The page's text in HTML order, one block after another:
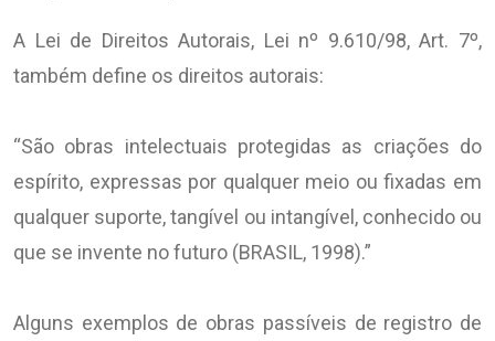
A Lei de Direitos Autorais, Lei nº 9.610/98, Art. 7º,
também define os direitos autorais:
“São obras intelectuais protegidas as criações do
espírito, expressas por qualquer meio ou fixadas em
qualquer suporte, tangível ou intangível, conhecido ou
que se invente no futuro (BRASIL, 1998).”
Alguns exemplos de obras passíveis de registro de